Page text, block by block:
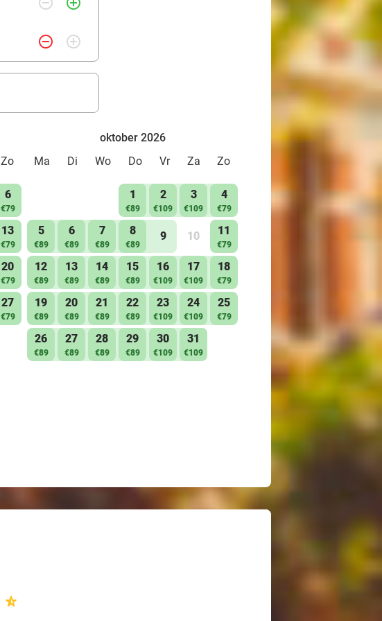
remove_circle_outline add_circle_outline
Zo
6
€79
13
€79
20
€79
27
€79
oktober 2026
Ma
Di Wo Do Vr Za Zo
1
€89
2
€109
3
€109
4
€79
5
€89
6
€89
7
€89
8
€89
9 10 11
€79
12
€89
13
€89
14
€89
15
€89
16
€109
17
€109
18
€79
19
€89
20
€89
21
€89
22
€89
23
€109
24
€109
25
€79
26
€89
27
€89
28
€89
29
€89
30
€109
31
€109